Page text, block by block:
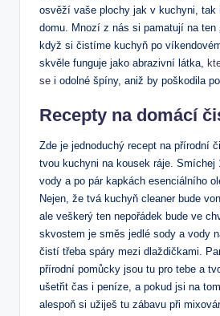
osvěží vaše plochy jak v kuchyni, tak
domu. Mnozí z nás si pamatují na ten
když si čistíme kuchyň po
skvěle funguje jako abrazivní látka,
se i odolné špíny, aniž by poškodila
Recepty na domácí
Zde je jednoduchý recept na přírodní
tvou kuchyni na kousek ráje. Smíchej
vody a po pár kapkách esenciálního
Nejen, že tvá kuchyň cleaner bude
ale veškerý ten nepořádek bude ve
skvostem je směs jedlé sody a vody
čistí třeba spáry mezi dlaždičkami.
přírodní pomůcky jsou tu pro tebe a
ušetřit čas i peníze, a pokud jsi na
alespoň si užiješ tu zábavu při